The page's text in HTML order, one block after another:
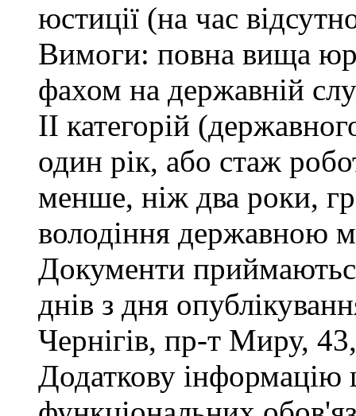
юстиції (на час
Вимоги: повна вища
фахом на державній
ІІ категорій
один рік, або стаж
менше, ніж два роки,
володіння державною
Документи
днів з дня
Чернігів, пр-т Миру,
Додаткову